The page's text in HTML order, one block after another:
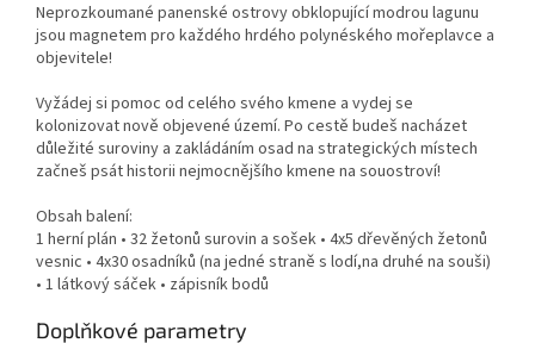
Neprozkoumané panenské ostrovy obklopující modrou lagunu
jsou magnetem pro každého hrdého polynéského mořeplavce a
objevitele!
Vyžádej si pomoc od celého svého kmene a vydej se
kolonizovat nově objevené území. Po cestě budeš nacházet
důležité suroviny a zakládáním osad na strategických místech
začneš psát historii nejmocnějšího kmene na souostroví!
Obsah balení:
1 herní plán • 32 žetonů surovin a sošek • 4x5 dřevěných žetonů
vesnic • 4x30 osadníků (na jedné straně s lodí,na druhé na souši)
• 1 látkový sáček • zápisník bodů
Doplňkové parametry